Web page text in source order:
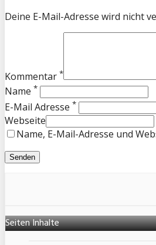
Deine E-Mail-Adresse wird nicht
Kommentar *
Name *
E-Mail Adresse *
Webseite
Name, E-Mail-Adresse und
Seiten Inhalte